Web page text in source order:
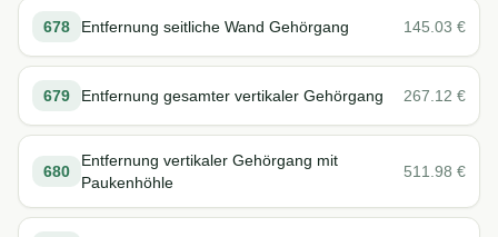
678 Entfernung seitliche Wand Gehörgang 145.03 €
679 Entfernung gesamter vertikaler Gehörgang 267.12 €
680
Entfernung vertikaler Gehörgang mit
Paukenhöhle
511.98 €